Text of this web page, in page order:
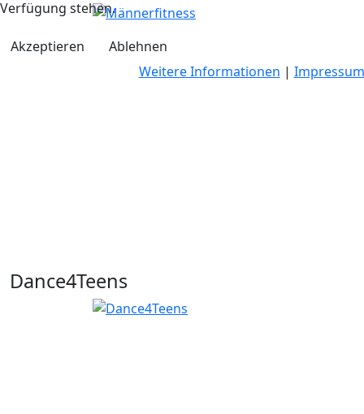
Dance4Teens
Verfügung stehen.
Akzeptieren
Ablehnen
Weitere Informationen | Impressum